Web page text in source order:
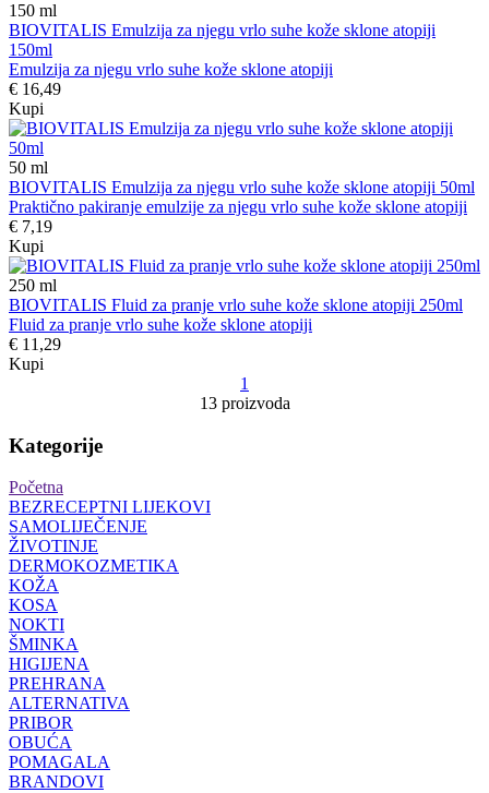
150 ml
BIOVITALIS Emulzija za njegu vrlo suhe kože sklone atopiji
150ml
Emulzija za njegu vrlo suhe kože sklone atopiji
€ 16,49
Kupi
50 ml
BIOVITALIS Emulzija za njegu vrlo suhe kože sklone atopiji 50ml
Praktično pakiranje emulzije za njegu vrlo suhe kože sklone atopiji
€ 7,19
Kupi
250 ml
BIOVITALIS Fluid za pranje vrlo suhe kože sklone atopiji 250ml
Fluid za pranje vrlo suhe kože sklone atopiji
€ 11,29
Kupi
1
13 proizvoda
Kategorije
Početna
BEZRECEPTNI LIJEKOVI
SAMOLIJEČENJE
ŽIVOTINJE
DERMOKOZMETIKA
KOŽA
KOSA
NOKTI
ŠMINKA
HIGIJENA
PREHRANA
ALTERNATIVA
PRIBOR
OBUĆA
POMAGALA
BRANDOVI